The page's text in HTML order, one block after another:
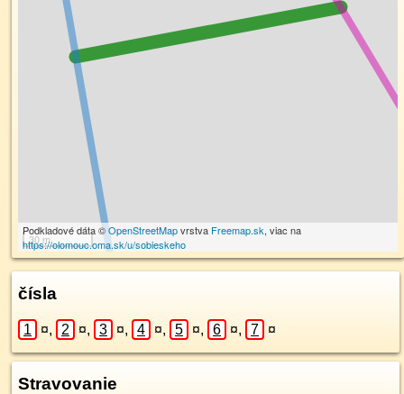
30 m
Podkladové dáta ©OpenStreetMapvrstva Freemap.sk, viac na
https://olomouc.oma.sk/u/sobieskeho
čísla
1 ¤, 2 ¤, 3 ¤, 4 ¤, 5 ¤, 6 ¤, 7 ¤
Stravovanie